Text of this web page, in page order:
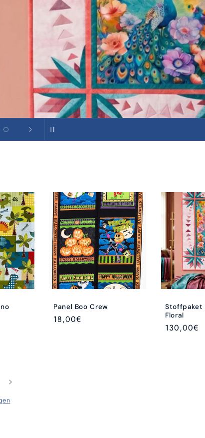
Panel Boo Crew
Normaler
18,00€
Stoffpaket
Floral
Normaler
130,00€